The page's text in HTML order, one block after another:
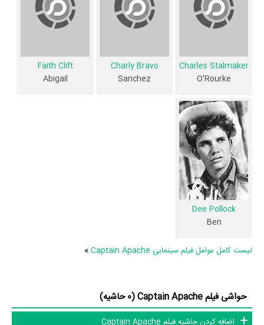
فیلم Captain Apache از نظر ساختار (فرم)، محتوا و محیط تولید، به آثار
مختلفی شباهت دارد. با توجه به شاخص‌های متعدد و گوناگونی می‌توان گفت
فیلم Captain Apache و کارنامه فعالیت کارگردان و بازیگران
طور متوسط فعالیت 7ام بازیگران این اثر است.
این اثر تجربه کرده‌اند، در واقع در Captain Apache 2 فیلم اولی بوده‌اند:
Charles Stalmakerو
همچنینAlexander Singer
خود با بازیگرانی چون
یکدیگر یک رابطه همکاری شکل گرفته که 45 همکاری برای اولین‌مرتبه در
Captain Apache رخ داده است. مانند:
لی ون کلیفوکارول بیکر،Stuart
Charles Stalmaker
O'Rourke
Charly Bravo
Sanchez
Faith Clift
Abigail
Dee Pollock
Ben
لیست کامل عوامل فیلم سینمایی Captain Apache »
حواشی فیلم Captain Apache (0 حاشیه)
اضافه کردن حاشیه فیلم Captain Apache